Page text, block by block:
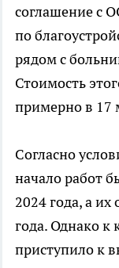
соглашение с
по
рядом с
Стоимость
примерно в 17
Согласно
начало работ
2024 года, а их
года. Однако
приступило к